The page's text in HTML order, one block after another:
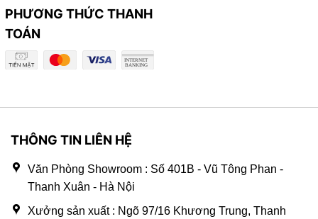
PHƯƠNG THỨC THANH
TOÁN
THÔNG TIN LIÊN HỆ
Văn Phòng Showroom : Số 401B - Vũ Tông Phan -
Thanh Xuân - Hà Nội
Xưởng sản xuất : Ngõ 97/16 Khương Trung, Thanh